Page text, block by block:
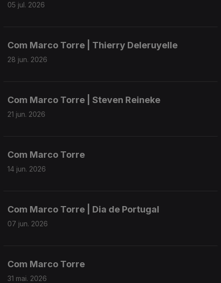
05 jul. 2026
Com Marco Torre | Thierry Deleruyelle
28 jun. 2026
Com Marco Torre | Steven Reineke
21 jun. 2026
Com Marco Torre
14 jun. 2026
Com Marco Torre | Dia de Portugal
07 jun. 2026
Com Marco Torre
31 mai. 2026